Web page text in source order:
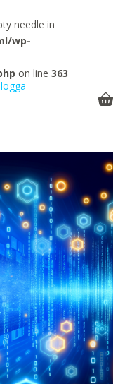
needle in
wp-
on line 363